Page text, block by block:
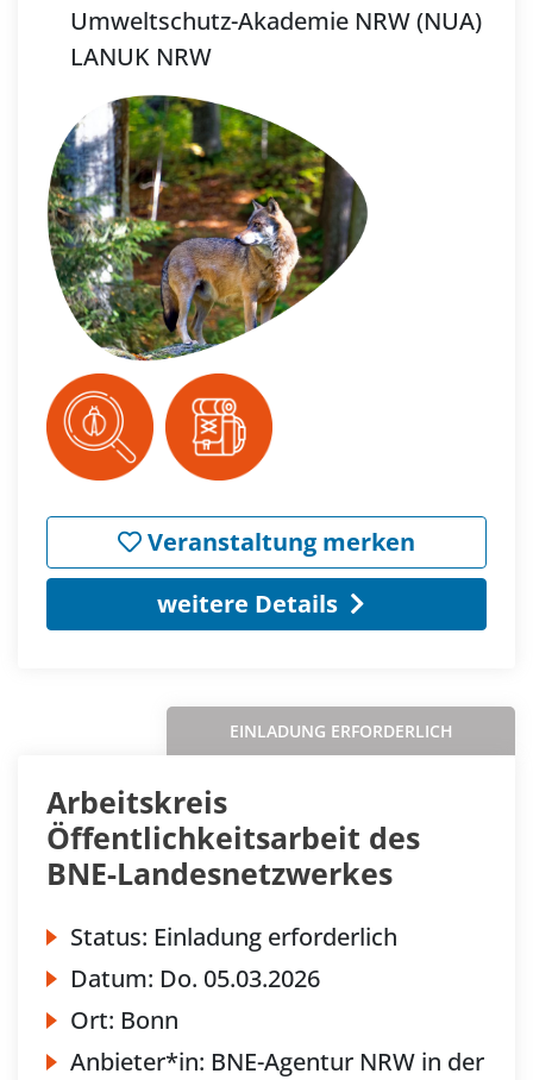
Umweltschutz-Akademie NRW (NUA)
LANUK NRW
Veranstaltung merken
weitere Details
EINLADUNG ERFORDERLICH
Arbeitskreis
Öffentlichkeitsarbeit des
BNE-Landesnetzwerkes
Status: Einladung erforderlich
Datum: Do. 05.03.2026
Ort: Bonn
Anbieter*in: BNE-Agentur NRW in der